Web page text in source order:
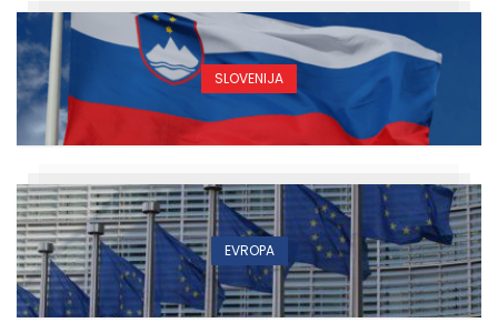
SLOVENIJA
EVROPA